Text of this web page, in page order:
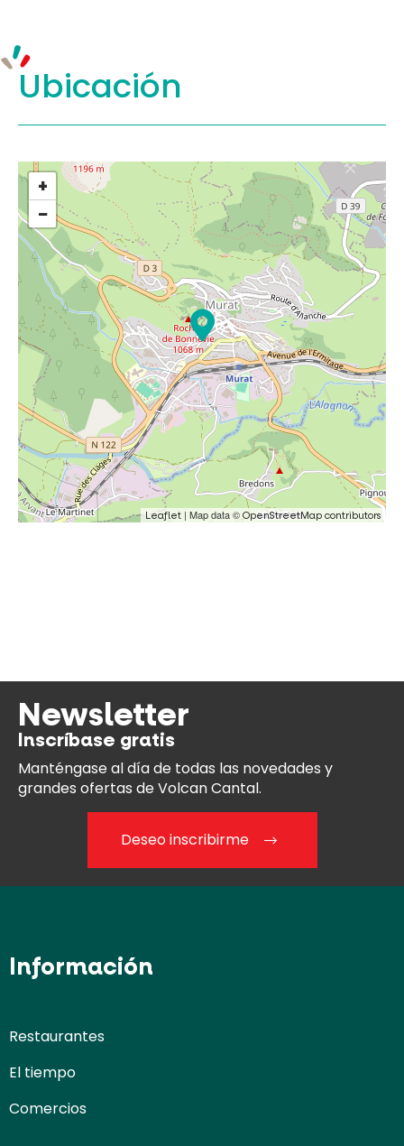
Ubicación
+
−
Leaflet | Map data © OpenStreetMap contributors
Newsletter
Inscríbase gratis
Manténgase al díade todas las novedades y
grandes ofertas de Volcan Cantal.
Deseo inscribirme
Información
Restaurantes
El tiempo
Comercios